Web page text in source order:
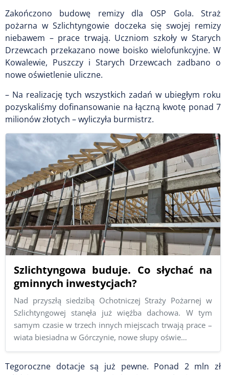
Zakończono budowę remizy dla OSP Gola. Straż
pożarna w Szlichtyngowie doczeka się swojej remizy
niebawem – prace trwają. Uczniom szkoły w Starych
Drzewcach przekazano nowe boisko wielofunkcyjne. W
Kowalewie, Puszczy i Starych Drzewcach zadbano o
nowe oświetlenie uliczne.
– Na realizację tych wszystkich zadań w ubiegłym roku
pozyskaliśmy dofinansowanie na łączną kwotę ponad 7
milionów złotych – wyliczyła burmistrz.
Szlichtyngowa buduje. Co słychać na
gminnych inwestycjach?
Nad przyszłą siedzibą Ochotniczej Straży Pożarnej w
Szlichtyngowej stanęła już więźba dachowa. W tym
samym czasie w trzech innych miejscach trwają prace –
wiata biesiadna w Górczynie, nowe słupy oświe…
Tegoroczne dotacje są już pewne. Ponad 2 mln zł